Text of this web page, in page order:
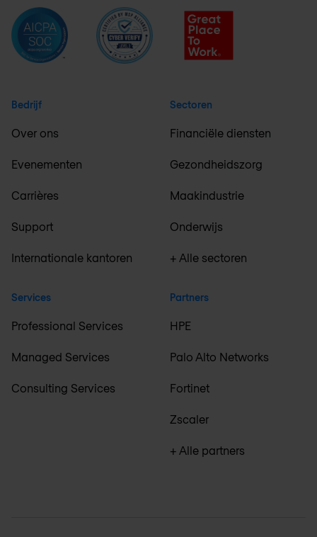
Bedrijf
Over ons
Evenementen
Carrières
Support
Internationale kantoren
Services
Professional Services
Managed Services
Consulting Services
Sectoren
Financiële diensten
Gezondheidszorg
Maakindustrie
Onderwijs
+ Alle sectoren
Partners
HPE
Palo Alto Networks
Fortinet
Zscaler
+ Alle partners